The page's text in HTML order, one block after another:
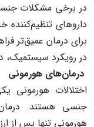
در برخی مشکلات
داروهای تنظیم‌کننده
برای درمان عمیق‌تر
در رویکرد سیستمیک،
درمان‌های هورمونی
اختلالات هورمونی
جنسی هستند.
هورمونی تنها پس از